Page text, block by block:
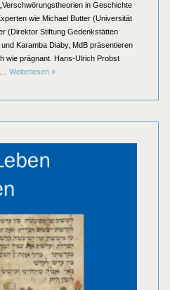
in Geschichte
wie Michael Butter (Universität
(Direktor Stiftung Gedenkstätten
Karamba Diaby, MdB präsentieren
wie prägnant. Hans-Ulrich Probst
Weiterlesen DZOK-Mitteilungen Nr. 74
»